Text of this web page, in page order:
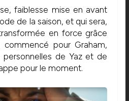
faiblesse mise en avant
de la saison, et qui sera,
en force grâce
pour Graham,
personnelles de Yaz et de
pour le moment.